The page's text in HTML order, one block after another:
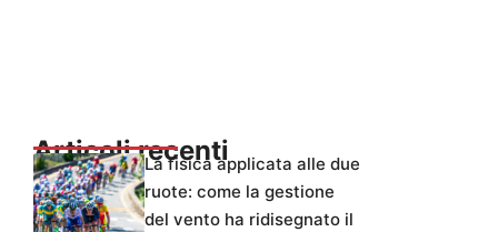
Articoli recentiLa fisica applicata alle due
ruote: come la gestione
del vento ha ridisegnato il